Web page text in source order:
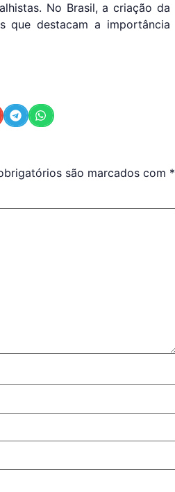
No Brasil, a criação da
que destacam a importância
são marcados com *